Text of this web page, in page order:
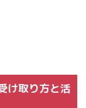
け取り方と活